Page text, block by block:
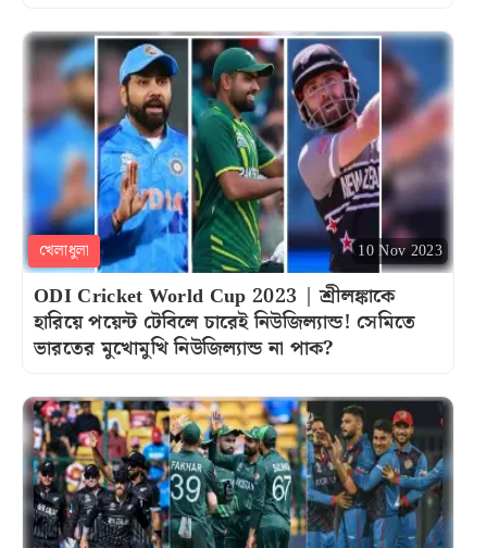
খেলাধুলা 10 Nov 2023
ODI Cricket World Cup 2023 | শ্রীলঙ্কাকে
হারিয়ে পয়েন্ট টেবিলে চারেই নিউজিল্যান্ড! সেমিতে
ভারতের মুখোমুখি নিউজিল্যান্ড না পাক?